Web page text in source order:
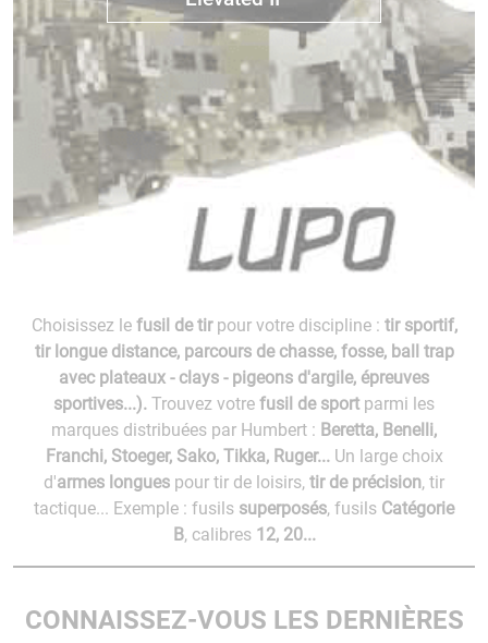
Choisissez le fusil de tirpour votre discipline : tir sportif,
tir longue distance, parcours de chasse, fosse, ball trap
avec plateaux - clays - pigeons d'argile, épreuves
sportives...). Trouvez votre fusil de sport parmi les
marques distribuées par Humbert : Beretta, Benelli,
Franchi, Stoeger, Sako, Tikka, Ruger... Un large choix
d'armes longues pour tir de loisirs, tir de précision, tir
tactique... Exemple : fusils superposés, fusils Catégorie
B, calibres 12, 20...
CONNAISSEZ-VOUS LES DERNIÈRES